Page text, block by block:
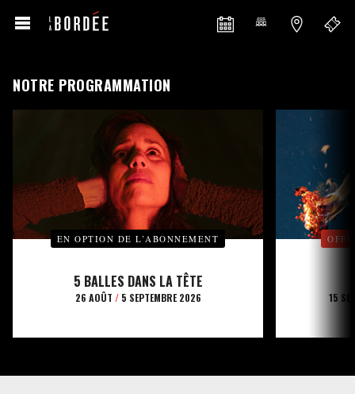
NOTRE PROGRAMMATION
EN OPTION DE L’ABONNEMENT
5 BALLES DANS LA TÊTE
26 AOÛT /5 SEPTEMBRE 2026 15